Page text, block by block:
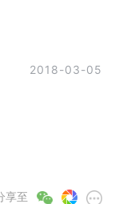
2018-03-05
享至